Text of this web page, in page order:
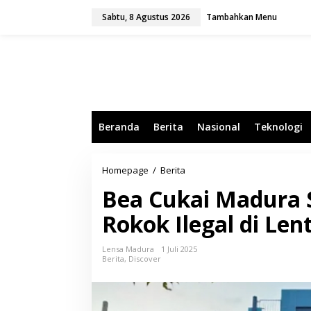
Sabtu, 8 Agustus 2026 Tambahkan Menu
Beranda Berita Nasional Teknologi
Homepage / Berita
a
C
u
k
a
a
Bea Cukai Madura
Rokok Ilegal di
Lensa Madura
1 Juli 2025
Berita, Discover